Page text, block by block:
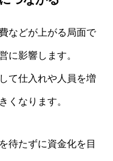
などが上がる局面で
に影響します。
て仕入れや人員を増
くなります。
待たずに資金化を目